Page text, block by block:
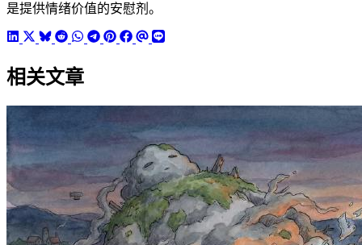
是提供情绪价值的安慰剂。
相关文章